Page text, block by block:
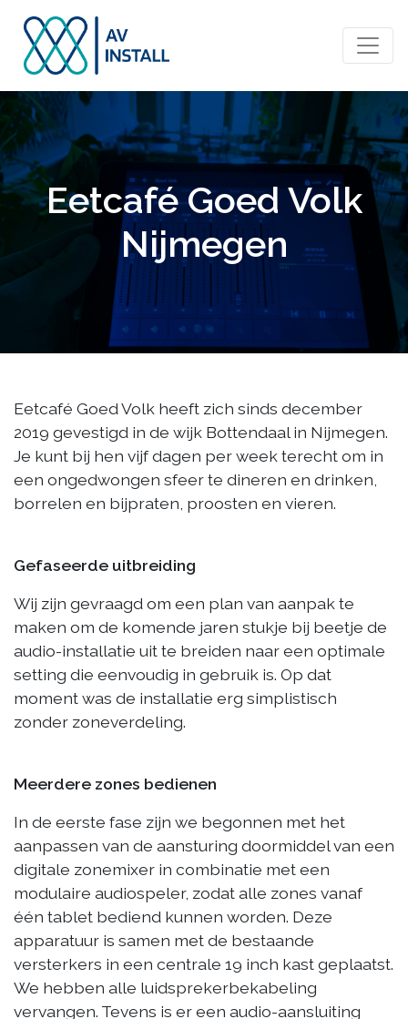
Eetcafé Goed Volk
Nijmegen
Eetcafé Goed Volk heeft zich sinds december
2019 gevestigd in de wijk Bottendaal in Nijmegen.
Je kunt bij hen vijf dagen per week terecht om in
een ongedwongen sfeer te dineren en drinken,
borrelen en bijpraten, proosten en vieren.
Gefaseerde uitbreiding
Wij zijn gevraagd om een plan van aanpak te
maken om de komende jaren stukje bij beetje de
audio-installatie uit te breiden naar een optimale
setting die eenvoudig in gebruik is. Op dat
moment was de installatie erg simplistisch
zonder zoneverdeling.
Meerdere zones bedienen
In de eerste fase zijn we begonnen met het
aanpassen van de aansturing doormiddel van een
digitale zonemixer in combinatie met een
modulaire audiospeler, zodat alle zones vanaf
één tablet bediend kunnen worden. Deze
apparatuur is samen met de bestaande
versterkers in een centrale 19 inch kast geplaatst.
We hebben alle luidsprekerbekabeling
vervangen. Tevens is er een audio-aansluiting